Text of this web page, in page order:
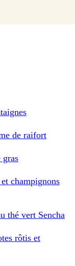
de raifort
gras
champignons
thé vert Sencha
rôtis et